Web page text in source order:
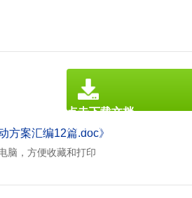
方案汇编12篇.doc》
脑，方便收藏和打印
点击下载文档
文档为doc格式